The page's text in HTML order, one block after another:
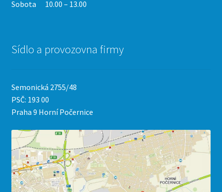
Sobota 10.00 – 13.00
Sídlo a provozovna firmy
Semonická 2755/48
PSČ: 193 00
Praha 9 Horní Počernice